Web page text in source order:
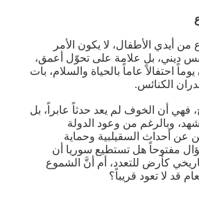
أيدي الأطفال، لا يكون الأمر
ديني، بل علامة على تحوّل أعمق،
احتفالاً عاماً بالحياة والسلام، بات
الكنائس.
فهي أن الخوف لم يعد حدثاً عابراً، بل
وبالرغم من وعود الدولة
عن أحداث السقيلبية وحماية
مفتوحاً هل تستطيع سوريا أن
كأرض للتعدد، أم أنَّ الشموع
قد لا تعود قريباً؟